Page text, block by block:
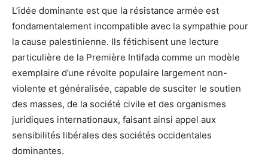
L’idée dominante est que la résistance armée est
fondamentalement incompatible avec la sympathie pour
la cause palestinienne. Ils fétichisent une lecture
particulière de la Première Intifada comme un modèle
exemplaire d’une révolte populaire largement non-
violente et généralisée, capable de susciter le soutien
des masses, de la société civile et des organismes
juridiques internationaux, faisant ainsi appel aux
sensibilités libérales des sociétés occidentales
dominantes.